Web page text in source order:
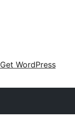
Get WordPress